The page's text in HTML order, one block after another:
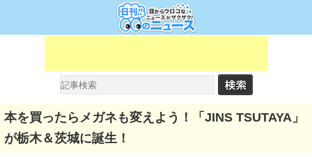
本を買ったらメガネも変えよう！「JINS TSUTAYA」
が栃木＆茨城に誕生！